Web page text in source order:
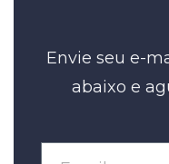
Envie seu e-
abaixo e